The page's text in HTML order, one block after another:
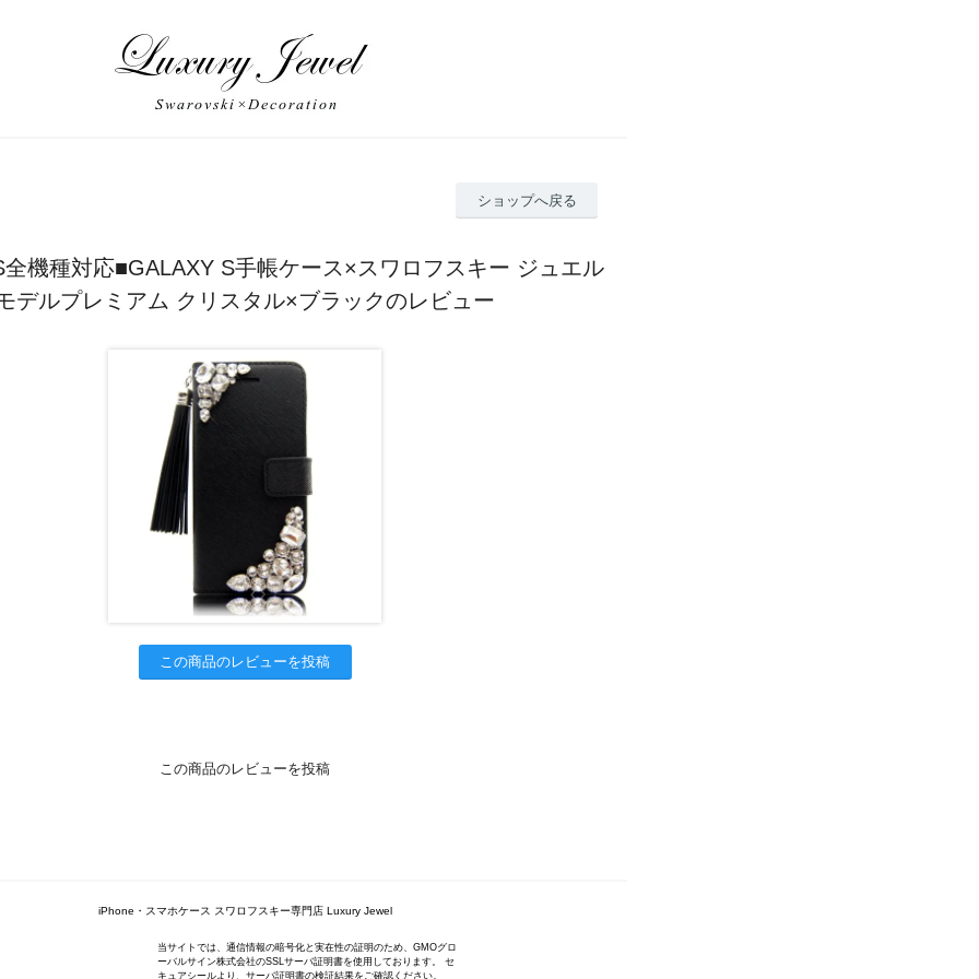
ショップへ戻る
機種対応■GALAXY S手帳ケース×スワロフスキー ジュエル
デルプレミアム クリスタル×ブラックのレビュー
この商品のレビューを投稿
この商品のレビューを投稿
iPhone・スマホケース スワロフスキー専門店 Luxury Jewel
当サイトでは、通信情報の暗号化と実在性の証明のため、GMOグロ
ーバルサイン株式会社のSSLサーバ証明書を使用しております。 セ
キュアシールより、サーバ証明書の検証結果をご確認ください。